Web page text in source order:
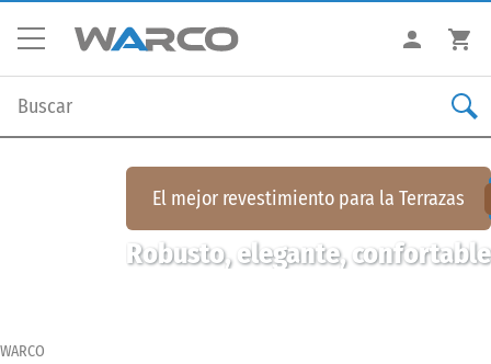
El mejor revestimiento para la Terrazas
Robusto, elegante, confortable
WARCO